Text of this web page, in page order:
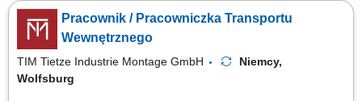
towarów dostarczanych do magazynu; Przyjmowanie dostaw;
Przygotowywanie towaru do dalszej wysyłki; Proste prace pomocnicze na
terenie magazynu logistycznego;
Pracownik / Pracowniczka Transportu
Wewnętrznego
TIM Tietze Industrie Montage GmbH
Niemcy,
Wolfsburg